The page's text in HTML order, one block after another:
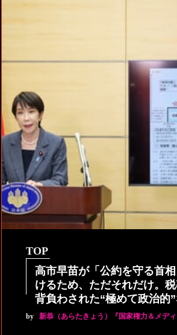
TOP
高市早苗が「公約を守る首
けるため、ただそれだけ。
背負わされた“極めて政治的
by 新恭（あらたきょう）『国家権力＆メデ